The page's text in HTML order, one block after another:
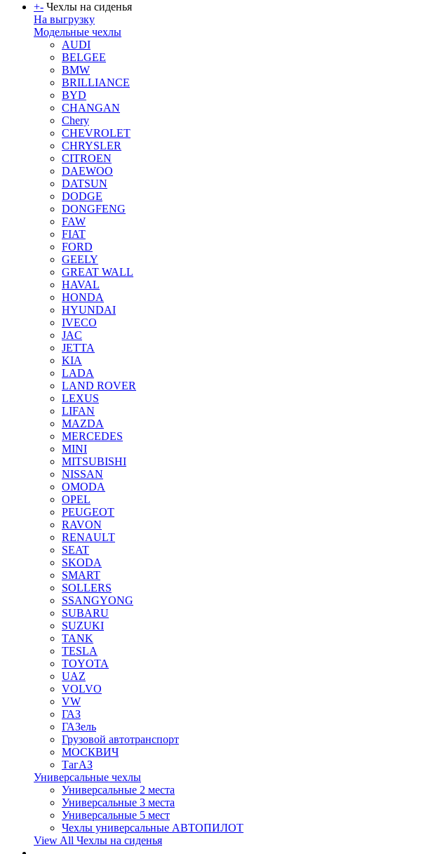
+- Чехлы на сиденья
На выгрузку
Модельные чехлы
AUDI
BELGEE
BMW
BRILLIANCE
BYD
CHANGAN
Chery
CHEVROLET
CHRYSLER
CITROEN
DAEWOO
DATSUN
DODGE
DONGFENG
FAW
FIAT
FORD
GEELY
GREAT WALL
HAVAL
HONDA
HYUNDAI
IVECO
JAC
JETTA
KIA
LADA
LAND ROVER
LEXUS
LIFAN
MAZDA
MERCEDES
MINI
MITSUBISHI
NISSAN
OMODA
OPEL
PEUGEOT
RAVON
RENAULT
SEAT
SKODA
SMART
SOLLERS
SSANGYONG
SUBARU
SUZUKI
TANK
TESLA
TOYOTA
UAZ
VOLVO
VW
ГАЗ
ГАЗель
Грузовой автотранспорт
МОСКВИЧ
ТагАЗ
Универсальные чехлы
Универсальные 2 места
Универсальные 3 места
Универсальные 5 мест
Чехлы универсальные АВТОПИЛОТ
View All Чехлы на сиденья